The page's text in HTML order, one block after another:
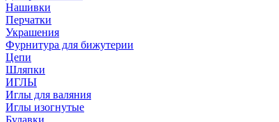
Нашивки
Перчатки
Украшения
Фурнитура для бижутерии
Цепи
Шляпки
ИГЛЫ
Иглы для валяния
Иглы изогнутые
Булавки